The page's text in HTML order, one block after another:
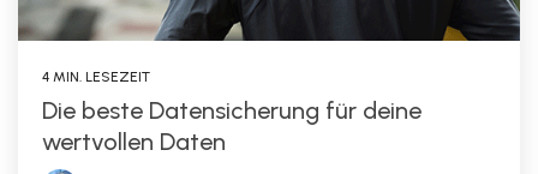
4 MIN. LESEZEIT
Die beste Datensicherung für deine
wertvollen Daten